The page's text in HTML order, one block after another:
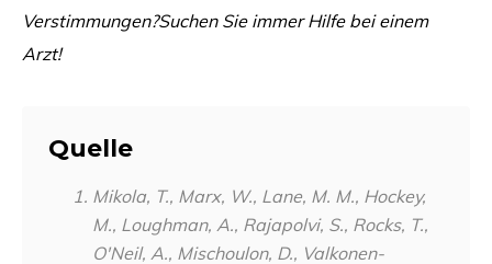
Verstimmungen?Suchen Sie immer Hilfe bei einem
Arzt!
Quelle
Mikola, T., Marx, W., Lane, M. M., Hockey,
M., Loughman, A., Rajapolvi, S., Rocks, T.,
O'Neil, A., Mischoulon, D., Valkonen-